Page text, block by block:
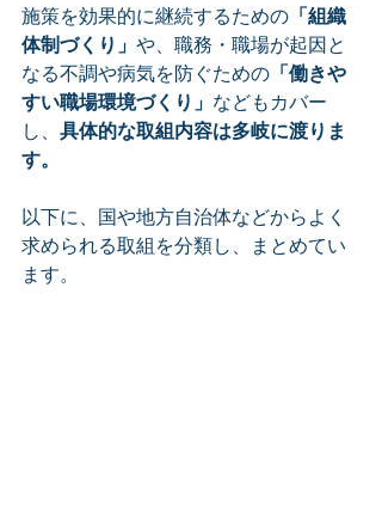
施策を効果的に継続するための 「組織
体制づくり」 や、職務・職場が起因と
なる不調や病気を防ぐための 「働きや
すい職場環境づくり」 などもカバー
し、 具体的な取組内容は多岐に渡りま
す。
以下に、国や地方自治体などからよく
求められる取組を分類し、まとめてい
ます。